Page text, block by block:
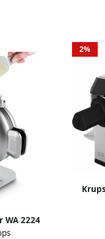
WA 2224
fill
2%